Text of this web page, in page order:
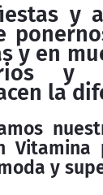
y
y en
y
la
Vitamina
y